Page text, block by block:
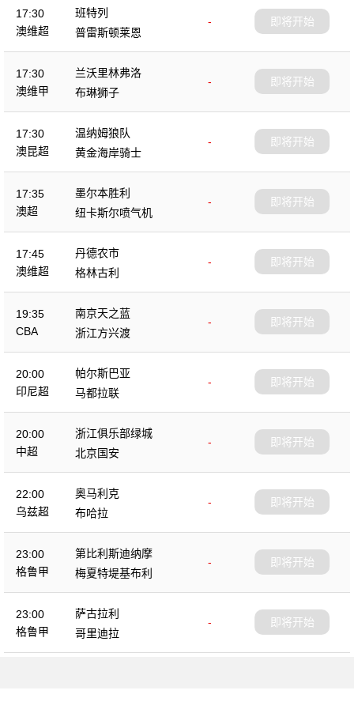
17:30
澳维超
班特列
-
普雷斯顿莱恩
即将开始
17:30
澳维甲
兰沃里林弗洛
-
布琳狮子
即将开始
17:30
澳昆超
温纳姆狼队
-
黄金海岸骑士
即将开始
17:35
澳超
墨尔本胜利
-
纽卡斯尔喷气机
即将开始
17:45
澳维超
丹德农市
-
格林古利
即将开始
19:35
CBA
南京天之蓝
-
浙江方兴渡
即将开始
20:00
印尼超
帕尔斯巴亚
-
马都拉联
即将开始
20:00
中超
浙江俱乐部绿城
-
北京国安
即将开始
22:00
乌兹超
奥马利克
-
布哈拉
即将开始
23:00
格鲁甲
第比利斯迪纳摩
-
梅夏特堤基布利
即将开始
23:00
格鲁甲
萨古拉利
-
哥里迪拉
即将开始